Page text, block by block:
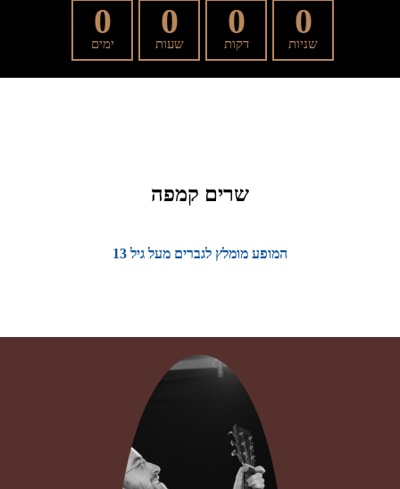
0
שניות
0
דקות
0
שעות
0
ימים
שרים קמפה
המופע מומלץ לגברים מעל גיל 13